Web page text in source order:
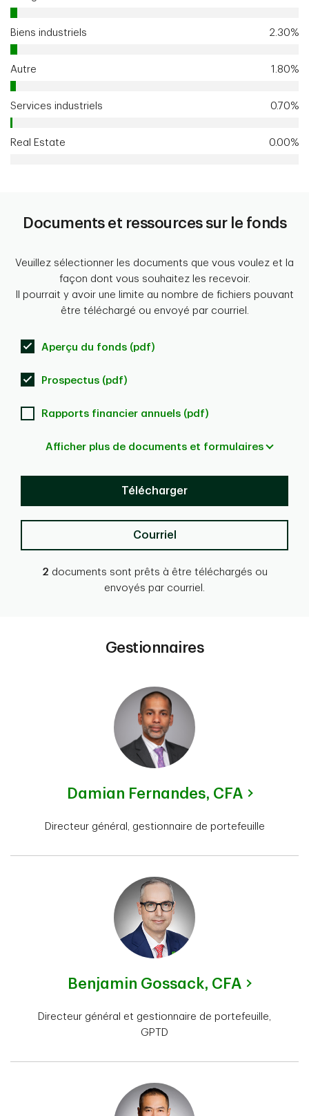
Biens industriels 2.30%
Autre 1.80%
Services industriels 0.70%
Real Estate 0.00%
Documents et ressources sur le fonds
Veuillez sélectionner les documents que vous voulez et la
façon dont vous souhaitez les recevoir.
Il pourrait y avoir une limite au nombre de fichiers pouvant
être téléchargé ou envoyé par courriel.
Aperçu du fonds (pdf)
Prospectus (pdf)
Rapports financier annuels (pdf)
Afficher plus de documents et formulaires
Télécharger
Courriel
2 documents sont prêts à être téléchargés ou
envoyés par courriel.
Gestionnaires
Damian Fernandes, CFA
Directeur général, gestionnaire de portefeuille
Benjamin Gossack, CFA
Directeur général et gestionnaire de portefeuille,
GPTD